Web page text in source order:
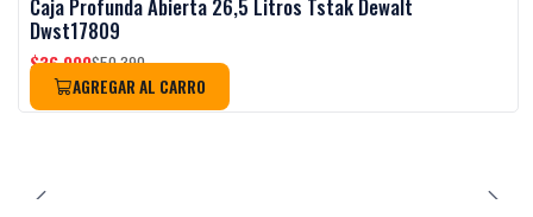
Caja Profunda Abierta 26,5 Litros Tstak Dewalt
Dwst17809
$36.990$50.390
AGREGAR AL CARRO